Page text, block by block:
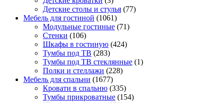
Детские столы и стулья (77)
Мебель для гостиной (1061)
Модульные гостиные (71)
Стенки (106)
Шкафы в гостиную (424)
Тумбы под ТВ (283)
Тумбы под ТВ стеклянные (1)
Полки и стеллажи (228)
Мебель для спальни (1677)
Кровати в спальню (335)
Тумбы прикроватные (154)